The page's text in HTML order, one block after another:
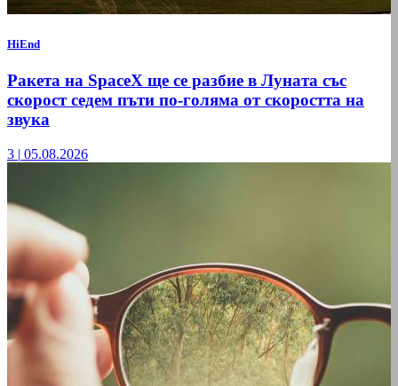
HiEnd
Ракета на SpaceX ще се разбие в Луната със
скорост седем пъти по-голяма от скоростта на
звука
3 | 05.08.2026